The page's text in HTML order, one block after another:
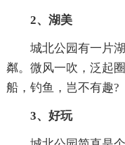
2、湖美
城北公园有一片
粼。微风一吹，泛起
船，钓鱼，岂不有趣?
3、好玩